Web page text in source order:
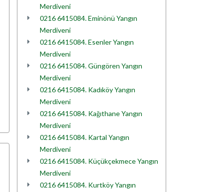
Merdiveni
0216 6415084. Eminönü Yangın
Merdiveni
0216 6415084. Esenler Yangın
Merdiveni
0216 6415084. Güngören Yangın
Merdiveni
0216 6415084. Kadıköy Yangın
Merdiveni
0216 6415084. Kağıthane Yangın
Merdiveni
0216 6415084. Kartal Yangın
Merdiveni
0216 6415084. Küçükçekmece Yangın
Merdiveni
0216 6415084. Kurtköy Yangın